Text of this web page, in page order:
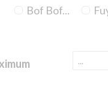
Bof Bof...